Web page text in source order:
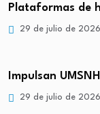
Plataformas de
29 de julio de 2026
Impulsan
29 de julio de 2026